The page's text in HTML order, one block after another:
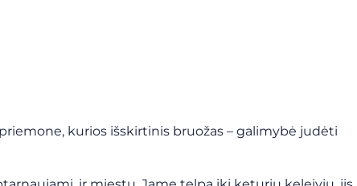
kurios išskirtinis bruožas – galimybė judėti